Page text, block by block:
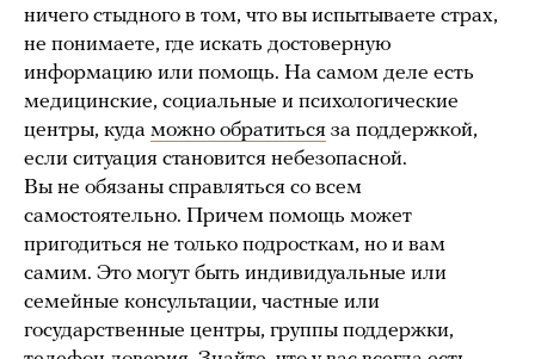
ничего стыдного в том, что вы испытываете страх,
не понимаете, где искать достоверную
информацию или помощь. На самом деле есть
медицинские, социальные и психологические
центры, куда можно обратиться за поддержкой,
если ситуация становится небезопасной.
Вы не обязаны справляться со всем
самостоятельно. Причем помощь может
пригодиться не только подросткам, но и вам
самим. Это могут быть индивидуальные или
семейные консультации, частные или
государственные центры, группы поддержки,